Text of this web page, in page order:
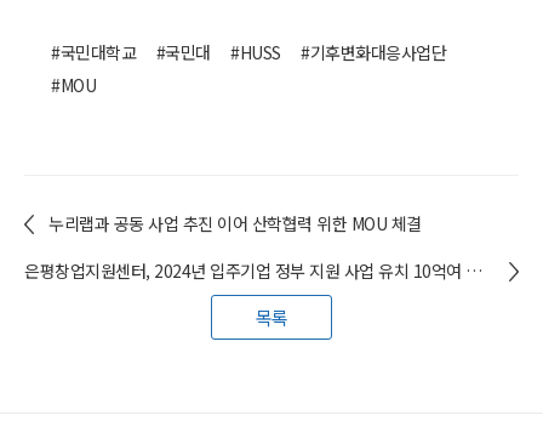
#국민대학교 #국민대 #HUSS
#기후변화대응사업단
#MOU
누리랩과 공동 사업 추진 이어 산학협력 위한 MOU 체결
은평창업지원센터, 2024년 입주기업 정부 지원 사업 유치 10억여 원 달성
목록